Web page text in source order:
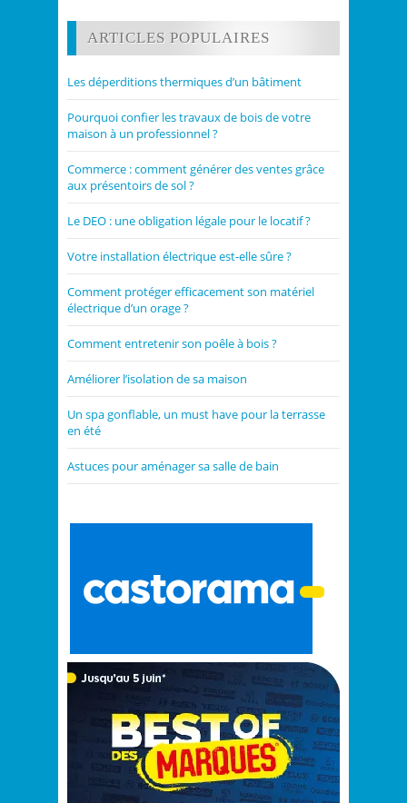
ARTICLES POPULAIRES
Les déperditions thermiques d’un bâtiment
Pourquoi confier les travaux de bois de votre
maison à un professionnel ?
Commerce : comment générer des ventes grâce
aux présentoirs de sol ?
Le DEO : une obligation légale pour le locatif ?
Votre installation électrique est-elle sûre ?
Comment protéger efficacement son matériel
électrique d’un orage ?
Comment entretenir son poêle à bois ?
Améliorer l’isolation de sa maison
Un spa gonflable, un must have pour la terrasse
en été
Astuces pour aménager sa salle de bain